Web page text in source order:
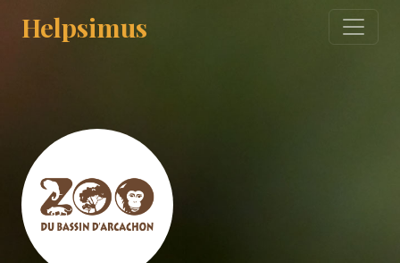
Helpsimus